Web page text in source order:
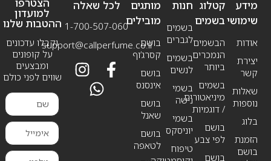
מידע
שימושי
אודות
יצירת
קשר
שאלות
נוספות
בלוג
הזמנת
בושם
חנות
בשמים
לגברים
בשמים
לנשים
בשמי
נישה
בשמי
יוניסקס
טיפוח
קטלוג
בשמים
הבשמים
הנמכרים
ביותר
בשמים
מיניאטורים
/ דוגמיות
בושם
לפי צבע
בושם
מותגים
מובילים
בושם
קסרג’וף
בושם
אינסנס
בושם
שאנל
בושם
לטאפה
לכל שאלה
1-700-507-060
support@callperfume.co.il
למועדון
ההטבות שלנו
וקבלו עדכונים
על קופונים
ומבצעים
שווים לפני כולם